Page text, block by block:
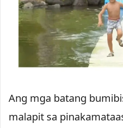
Ang mga batang
malapit sa